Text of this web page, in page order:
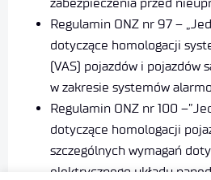
Regulamin ONZ nr 97 –
dotyczące homologacji
(VAS) pojazdów i pojazdów
w zakresie systemów
Regulamin ONZ nr 100
dotyczące homologacji
szczególnych wymagań
elektrycznego układu